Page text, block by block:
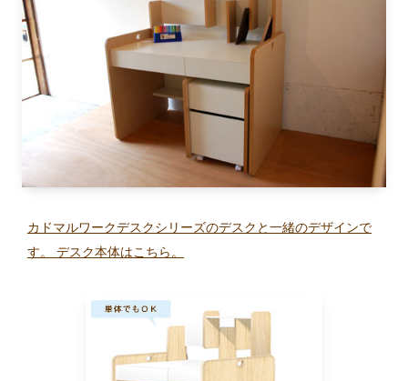
カドマルワークデスクシリーズのデスクと一緒のデザインで
す。 デスク本体はこちら。